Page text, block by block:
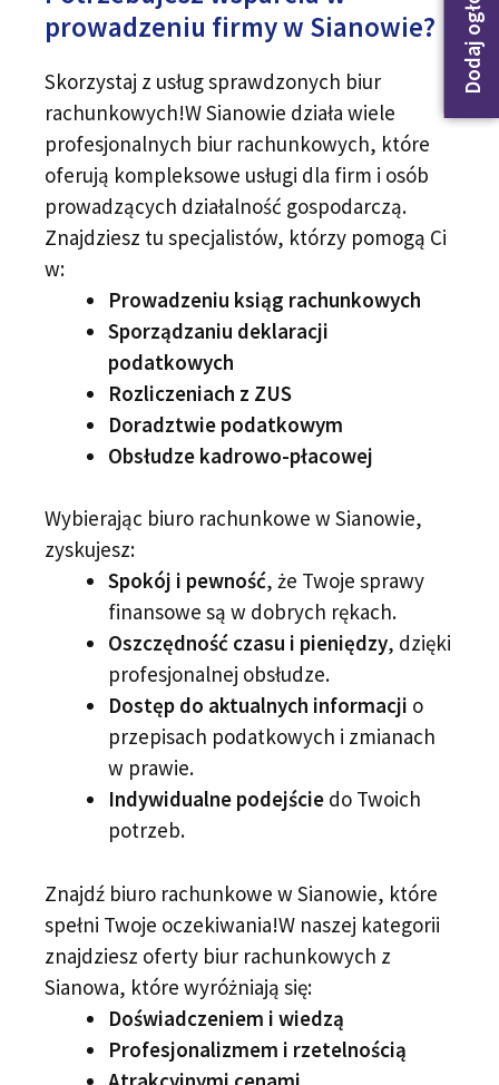
prowadzeniu firmy w Sianowie?
Skorzystaj z usług sprawdzonych biur
rachunkowych!W Sianowie działa wiele
profesjonalnych biur rachunkowych, które
oferują kompleksowe usługi dla firm i osób
prowadzących działalność gospodarczą.
Znajdziesz tu specjalistów, którzy pomogą Ci
w:
Prowadzeniu ksiąg rachunkowych
Sporządzaniu deklaracji
podatkowych
Rozliczeniach z ZUS
Doradztwie podatkowym
Obsłudze kadrowo-płacowej
Wybierając biuro rachunkowe w Sianowie,
zyskujesz:
Spokój i pewność, że Twoje sprawy
finansowe są w dobrych rękach.
Oszczędność czasu i pieniędzy, dzięki
profesjonalnej obsłudze.
Dostęp do aktualnych informacji o
przepisach podatkowych i zmianach
w prawie.
Indywidualne podejście do Twoich
potrzeb.
Znajdź biuro rachunkowe w Sianowie, które
spełni Twoje oczekiwania!W naszej kategorii
znajdziesz oferty biur rachunkowych z
Sianowa, które wyróżniają się:
Doświadczeniem i wiedzą
Profesjonalizmem i rzetelnością